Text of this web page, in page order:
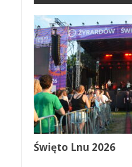
Święto Lnu 2026